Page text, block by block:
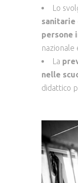
Lo
sanitarie
persone
nazionale
La
nelle
didattico